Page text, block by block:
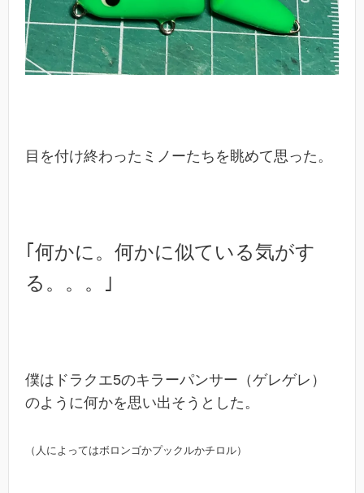
目を付け終わったミノーたちを眺めて思った。
｢何かに。何かに似ている気がす
る。。。｣
僕はドラクエ5のキラーパンサー（ゲレゲレ）
のように何かを思い出そうとした。
（人によってはボロンゴかプックルかチロル）